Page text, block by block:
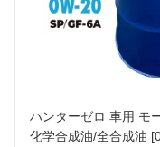
ハンターゼロ 車用 モ
化学合成油/全合成油